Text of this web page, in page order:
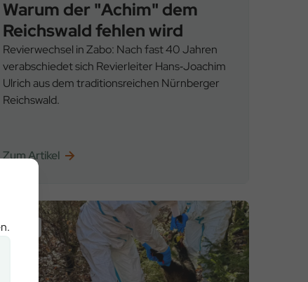
Warum der "Achim" dem
Reichswald fehlen wird
Revierwechsel in Zabo: Nach fast 40 Jahren
verabschiedet sich Revierleiter Hans‑Joachim
Ulrich aus dem traditionsreichen Nürnberger
Reichswald.
Zum Artikel
News